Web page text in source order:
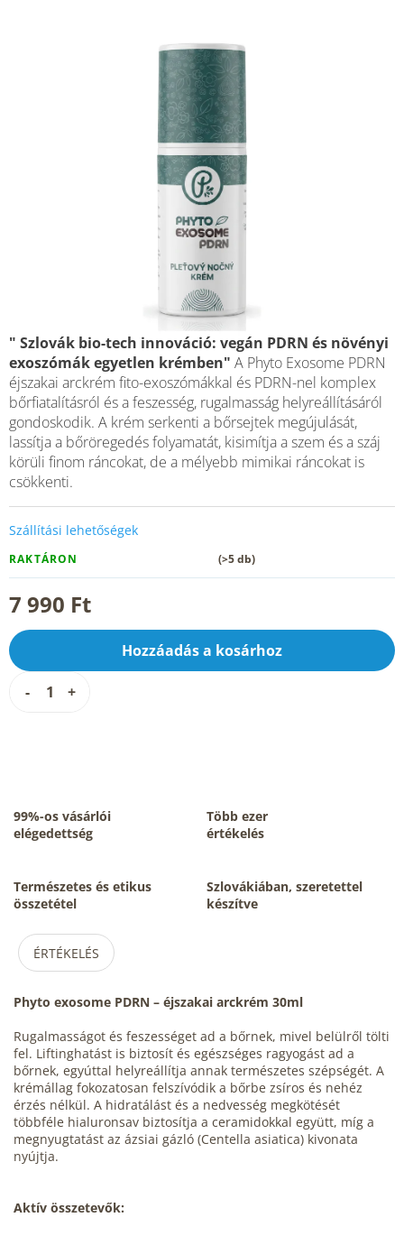
7 990 Ft
RAKTÁRON (>5 db)
Szállítási lehetőségek
Hozzáadás a kosárhoz
" Szlovák bio-tech innováció: vegán PDRN és növényi
exoszómák egyetlen krémben" A Phyto Exosome PDRN
éjszakai arckrém fito-exoszómákkal és PDRN-nel komplex
bőrfiatalításról és a feszesség, rugalmasság helyreállításáról
gondoskodik. A krém serkenti a bőrsejtek megújulását,
lassítja a bőröregedés folyamatát, kisimítja a szem és a száj
körüli finom ráncokat, de a mélyebb mimikai ráncokat is
csökkenti.
99%-os vásárlói
elégedettség
Több ezer
értékelés
Természetes és etikus
összetétel
Szlovákiában, szeretettel
készítve
ÉRTÉKELÉS
Phyto exosome PDRN – éjszakai arckrém 30ml
Rugalmasságot és feszességet ad a bőrnek, mivel belülről tölti
fel. Liftinghatást is biztosít és egészséges ragyogást ad a
bőrnek, egyúttal helyreállítja annak természetes szépségét. A
krémállag fokozatosan felszívódik a bőrbe zsíros és nehéz
érzés nélkül. A hidratálást és a nedvesség megkötését
többféle hialuronsav biztosítja a ceramidokkal együtt, míg a
megnyugtatást az ázsiai gázló (Centella asiatica) kivonata
nyújtja.
Aktív összetevők: